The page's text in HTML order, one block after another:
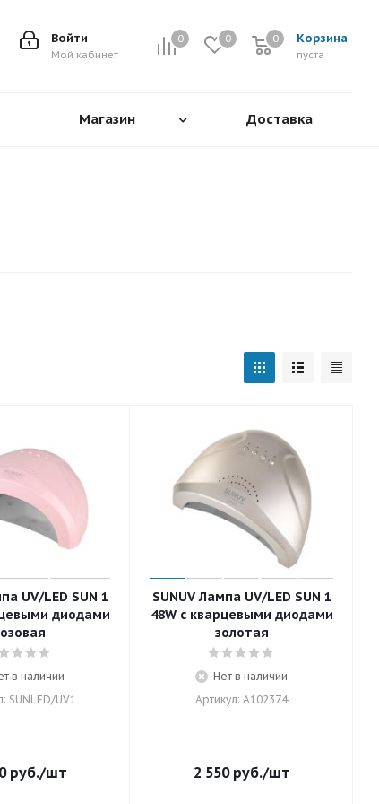
0 0 Корзина
0
пуста
0
Войти
Мой кабинет
Магазин Доставка
UV/LED SUN 1
диодами
в наличии
SUNLED/UV1
руб./шт
SUNUV Лампа UV/LED SUN 1
48W с кварцевыми диодами
золотая
Нет в наличии
Артикул: A102374
2 550руб./шт